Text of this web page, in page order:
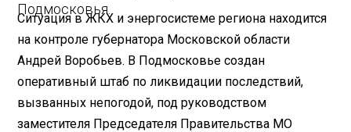
Подмосковья.
Ситуация в ЖКХ и энергосистеме региона находится
на контроле губернатора Московской области
Андрей Воробьев. В Подмосковье создан
оперативный штаб по ликвидации последствий,
вызванных непогодой, под руководством
заместителя Председателя Правительства МО